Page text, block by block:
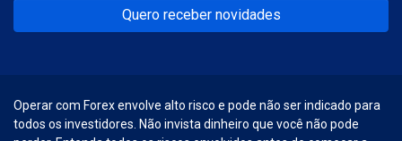
Quero receber novidades
Operar com Forex envolve alto risco e pode não ser indicado para
todos os investidores. Não invista dinheiro que você não pode